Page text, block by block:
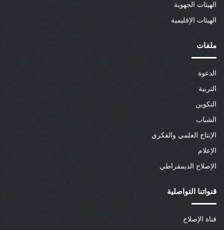
الهيئات الجهوية
الهيئات الإقليمية
ملفات
الدعوة
التربية
التكوين
الشباب
الإنتاج العلمي والفكري
الإعلام
الإصلاح الديمقراطي
قنواتنا التواصلية
قناة الإصلاح